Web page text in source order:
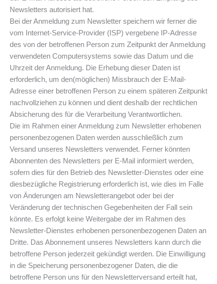
Newsletters autorisiert hat.
Bei der Anmeldung zum Newsletter speichern wir ferner die
vom Internet-Service-Provider (ISP) vergebene IP-Adresse
des von der betroffenen Person zum Zeitpunkt der Anmeldung
verwendeten Computersystems sowie das Datum und die
Uhrzeit der Anmeldung. Die Erhebung dieser Daten ist
erforderlich, um den(möglichen) Missbrauch der E-Mail-
Adresse einer betroffenen Person zu einem späteren Zeitpunkt
nachvollziehen zu können und dient deshalb der rechtlichen
Absicherung des für die Verarbeitung Verantwortlichen.
Die im Rahmen einer Anmeldung zum Newsletter erhobenen
personenbezogenen Daten werden ausschließlich zum
Versand unseres Newsletters verwendet. Ferner könnten
Abonnenten des Newsletters per E-Mail informiert werden,
sofern dies für den Betrieb des Newsletter-Dienstes oder eine
diesbezügliche Registrierung erforderlich ist, wie dies im Falle
von Änderungen am Newsletterangebot oder bei der
Veränderung der technischen Gegebenheiten der Fall sein
könnte. Es erfolgt keine Weitergabe der im Rahmen des
Newsletter-Dienstes erhobenen personenbezogenen Daten an
Dritte. Das Abonnement unseres Newsletters kann durch die
betroffene Person jederzeit gekündigt werden. Die Einwilligung
in die Speicherung personenbezogener Daten, die die
betroffene Person uns für den Newsletterversand erteilt hat,